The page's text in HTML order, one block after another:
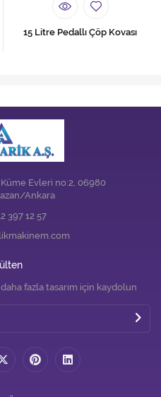
15 Litre Pedallı Çöp Kovası
Küme Evleri no:2, 06980
Ankara
397 12 57
fazla tasarım için kaydolun